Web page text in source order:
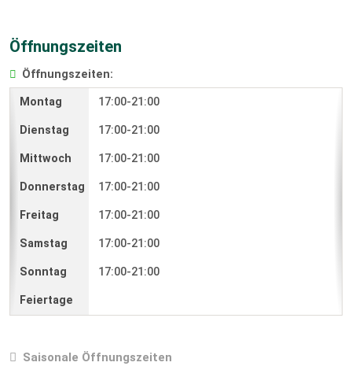
Öffnungszeiten
Öffnungszeiten:
17:00-21:00
17:00-21:00
17:00-21:00
17:00-21:00
17:00-21:00
17:00-21:00
17:00-21:00
Saisonale Öffnungszeiten